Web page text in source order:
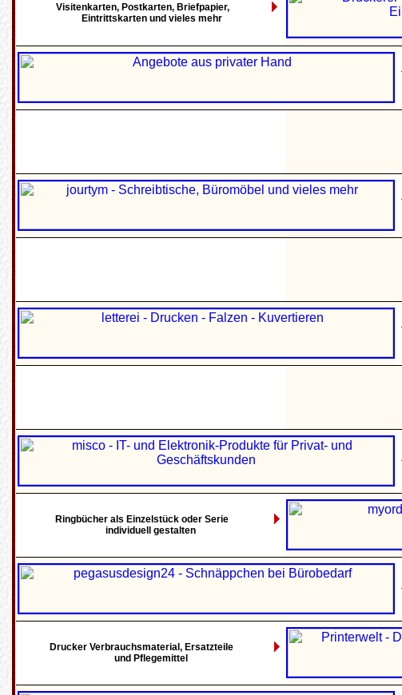
Visitenkarten, Postkarten, Briefpapier,
Eintrittskarten und vieles mehr
Ringbücher als Einzelstück oder Serie
individuell gestalten
Drucker Verbrauchsmaterial, Ersatzteile
und Pflegemittel